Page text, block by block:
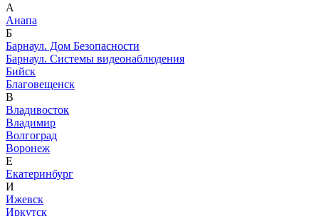
А
Анапа
Б
Барнаул. Дом Безопасности
Барнаул. Системы видеонаблюдения
Бийск
Благовещенск
В
Владивосток
Владимир
Волгоград
Воронеж
Е
Екатеринбург
И
Ижевск
Иркутск